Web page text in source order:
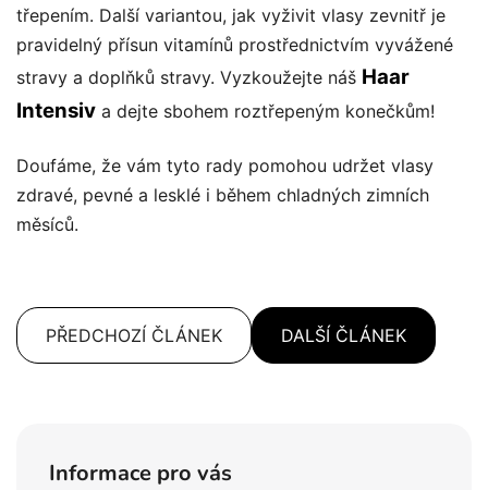
třepením. Další variantou, jak vyživit vlasy zevnitř je
pravidelný přísun vitamínů prostřednictvím vyvážené
stravy a doplňků stravy. Vyzkoužejte náš Haar
Intensiv a dejte sbohem roztřepeným konečkům!
Doufáme, že vám tyto rady pomohou udržet vlasy
zdravé, pevné a lesklé i během chladných zimních
měsíců.
PŘEDCHOZÍ ČLÁNEK DALŠÍ ČLÁNEK
Informace pro vás